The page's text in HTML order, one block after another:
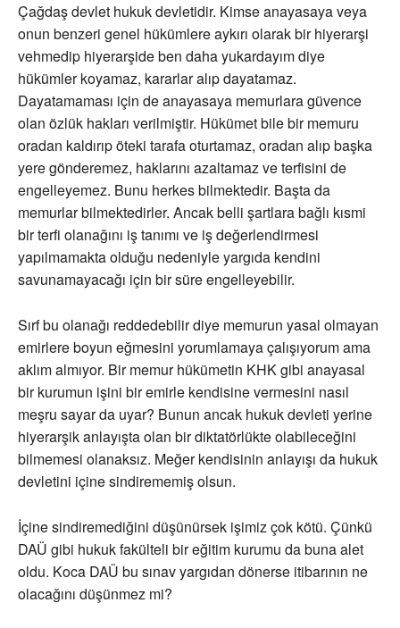
Çağdaş devlet hukuk devletidir. Kimse anayasaya veya
onun benzeri genel hükümlere aykırı olarak bir hiyerarşi
vehmedip hiyerarşide ben daha yukardayım diye
hükümler koyamaz, kararlar alıp dayatamaz.
Dayatamaması için de anayasaya memurlara güvence
olan özlük hakları verilmiştir. Hükümet bile bir memuru
oradan kaldırıp öteki tarafa oturtamaz, oradan alıp başka
yere gönderemez, haklarını azaltamaz ve terfisini de
engelleyemez. Bunu herkes bilmektedir. Başta da
memurlar bilmektedirler. Ancak belli şartlara bağlı kısmi
bir terfi olanağını iş tanımı ve iş değerlendirmesi
yapılmamakta olduğu nedeniyle yargıda kendini
savunamayacağı için bir süre engelleyebilir.
Sırf bu olanağı reddedebilir diye memurun yasal olmayan
emirlere boyun eğmesini yorumlamaya çalışıyorum ama
aklım almıyor. Bir memur hükümetin KHK gibi anayasal
bir kurumun işini bir emirle kendisine vermesini nasıl
meşru sayar da uyar? Bunun ancak hukuk devleti yerine
hiyerarşik anlayışta olan bir diktatörlükte olabileceğini
bilmemesi olanaksız. Meğer kendisinin anlayışı da hukuk
devletini içine sindirememiş olsun.
İçine sindiremediğini düşünürsek işimiz çok kötü. Çünkü
DAÜ gibi hukuk fakülteli bir eğitim kurumu da buna alet
oldu. Koca DAÜ bu sınav yargıdan dönerse itibarının ne
olacağını düşünmez mi?